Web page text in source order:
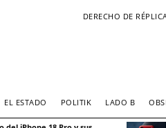
DERECHO DE
EL ESTADO POLITIK LADO B